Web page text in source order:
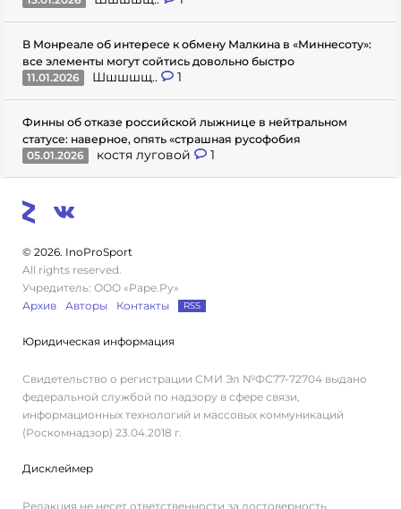
В Монреале об интересе к обмену Малкина в «Миннесоту»:
все элементы могут сойтись довольно быстро
11.01.2026
Шшшшщ.. 1
Финны об отказе российской лыжнице в нейтральном
статусе: наверное, опять «страшная русофобия
05.01.2026
костя луговой 1
© 2026. InoProSport
All rights reserved.
Учредитель: ООО «Раре.Ру»
Архив
Авторы Контакты RSS
Юридическая информация
Свидетельство о регистрации СМИ Эл №ФС77-72704 выдано
федеральной службой по надзору в сфере связи,
информационных технологий и массовых коммуникаций
(Роскомнадзор) 23.04.2018 г.
Дисклеймер
Редакция не несет ответственности за достоверность